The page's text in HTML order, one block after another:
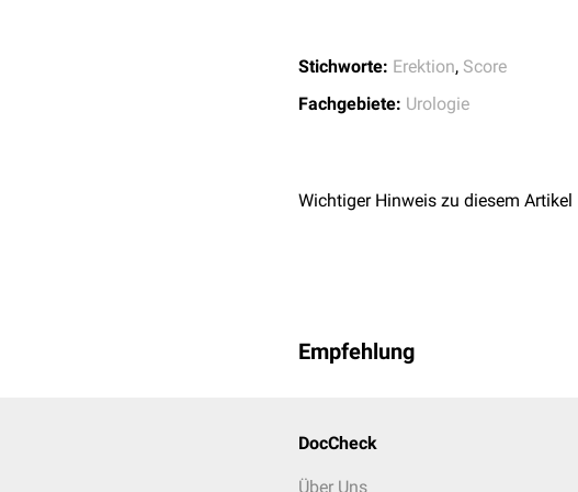
Stichworte: Erektion, Score
Fachgebiete: Urologie
Wichtiger Hinweis zu diesem Artikel
Empfehlung
DocCheck
Über Uns